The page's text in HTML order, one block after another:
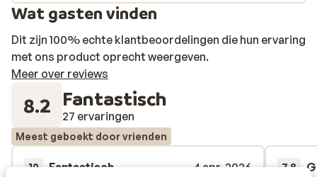
Wat gasten vinden
Dit zijn 100% echte klantbeoordelingen die hun ervaring
met ons product oprecht weergeven.
Meer over reviews
8.2 Fantastisch
27 ervaringen
Meest geboekt door vrienden
10 Fantastisch
4 apr. 2026
7.8